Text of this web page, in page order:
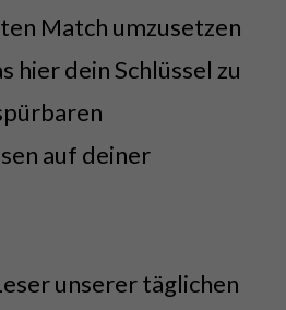
Match umzusetzen
hier dein Schlüssel zu
auf deiner
unserer täglichen